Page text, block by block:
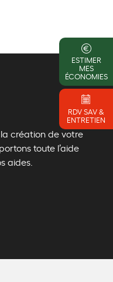
ESTIMER
MES
ÉCONOMIES
RDV SAV &
ENTRETIEN
création de votre
toute l’aide
aides.